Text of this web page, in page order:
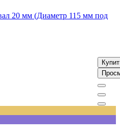
20 мм (Диаметр 115 мм под